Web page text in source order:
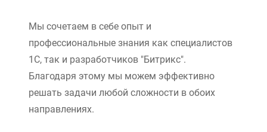
Мы сочетаем в себе опыт и
профессиональные знания как специалистов
1С, так и разработчиков "Битрикс".
Благодаря этому мы можем эффективно
решать задачи любой сложности в обоих
направлениях.